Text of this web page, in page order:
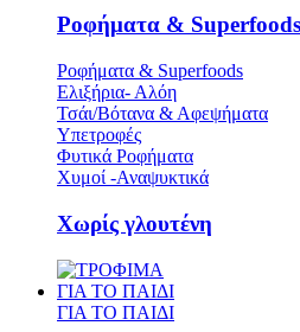
Ροφήματα & Superfoods
Ροφήματα & Superfoods
Ελιξήρια- Αλόη
Τσάι/Βότανα & Αφεψήματα
Υπετροφές
Φυτικά Ροφήματα
Χυμοί -Αναψυκτικά
Χωρίς γλουτένη
ΓΙΑ ΤΟ ΠΑΙΔΙ
ΓΙΑ ΤΟ ΠΑΙΔΙ